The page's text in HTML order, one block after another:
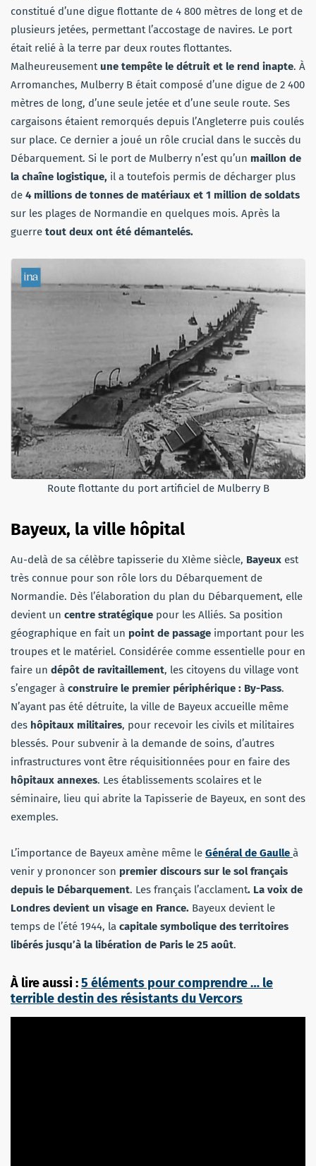
constitué d’une digue flottante de 4 800 mètres de long et de
plusieurs jetées, permettant l’accostage de navires. Le port
était relié à la terre par deux routes flottantes.
Malheureusementune tempête le détruit et le rend inapte. À
Arromanches, Mulberry B était composé d’une digue de 2 400
mètres de long, d’une seule jetée et d’une seule route. Ses
cargaisons étaient remorqués depuis l’Angleterre puis coulés
sur place. Ce dernier a joué un rôle crucial dans le succès du
Débarquement. Si le port de Mulberry n’est qu’un maillon de
la chaîne logistique, il a toutefois permis de décharger plus
de 4 millions de tonnes de matériaux et 1 million de soldats
sur les plages de Normandie en quelques mois. Après la
guerre tout deux ont été démantelés.
Route flottante du port artificiel de Mulberry B
Bayeux, la ville hôpital
Au-delà de sa célèbre tapisserie du XIème siècle, Bayeux est
très connue pour son rôle lors du Débarquement de
Normandie. Dès l’élaboration du plan du Débarquement, elle
devient un centre stratégique pour les Alliés. Sa position
géographique en fait un point de passage important pour les
troupes et le matériel. Considérée comme essentielle pour en
faire un dépôt de ravitaillement, les citoyens du village vont
s’engager à construire le premier périphérique : By-Pass.
N’ayant pas été détruite, la ville de Bayeux accueille même
des hôpitaux militaires, pour recevoir les civils et militaires
blessés. Pour subvenir à la demande de soins, d’autres
infrastructures vont être réquisitionnées pour en faire des
hôpitaux annexes. Les établissements scolaires et le
séminaire, lieu qui abrite la Tapisserie de Bayeux, en sont des
exemples.
L’importance de Bayeux amène même le Général de Gaulle à
venir y prononcer son premier discours sur le sol français
depuis le Débarquement. Les français l’acclament. La voix de
Londres devient un visage en France. Bayeux devient le
temps de l’été 1944, la capitale symbolique des territoires
libérés jusqu’à la libération de Paris le 25 août.
À lire aussi :5 éléments pour comprendre … le
terrible destin des résistants du Vercors